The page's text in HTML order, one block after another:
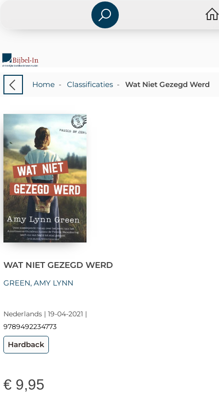
Home- Classificaties- Wat Niet Gezegd Werd
WAT NIET GEZEGD WERD
GREEN, AMY LYNN
Nederlands | 19-04-2021 |
9789492234773
Hardback
€ 9,95